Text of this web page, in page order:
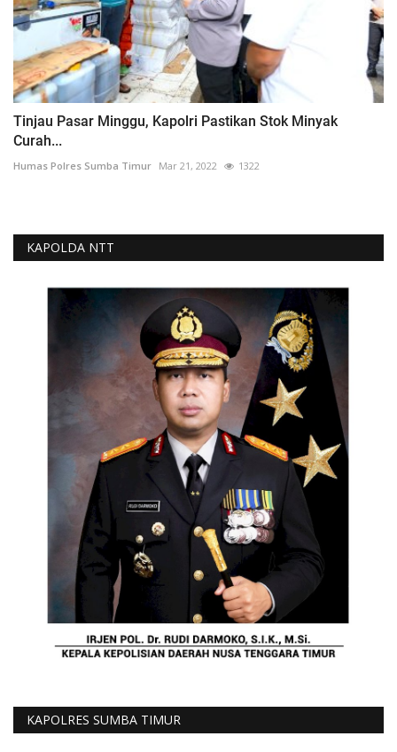
Tinjau Pasar Minggu, Kapolri Pastikan Stok Minyak
Curah...
Humas Polres Sumba Timur Mar 21, 2022 1322
KAPOLDA NTT
KAPOLRES SUMBA TIMUR